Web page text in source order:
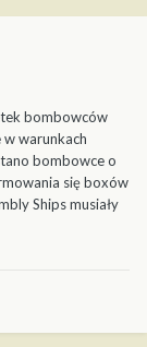
bombowców
warunkach
bombowce o
się boxów
Ships musiały